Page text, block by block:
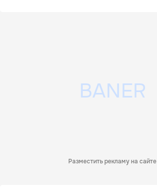
Разместить рекламу на сайте